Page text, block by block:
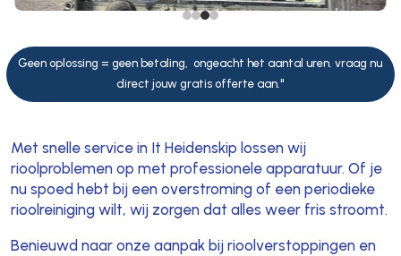
Geen oplossing = geen betaling, ongeacht het aantal uren. vraag nu
direct jouw gratis offerte aan."
Met snelle service in It Heidenskip lossen wij
rioolproblemen op met professionele apparatuur. Of je
nu spoed hebt bij een overstroming of een periodieke
rioolreiniging wilt, wij zorgen dat alles weer fris stroomt.
Benieuwd naar onze aanpak bij rioolverstoppingen en